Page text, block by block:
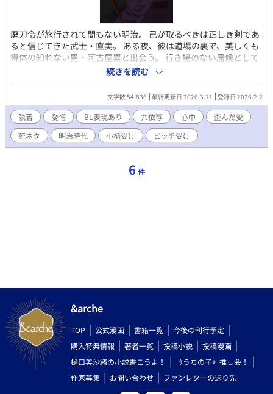
廃刀令が施行されて間もない明治。 己が取るべきは正しき剣であ
ると信じてきた武士・直実。 ある夜、彼は道場の裏で、美しくも
得体の知れない男・阿古屋累と出会う。 行き場のない居候として
始まった共同生活は、 直実の庇護欲と責任感を次第に過剰なもの
へと変えていく。 一方、累は従順さと挑発を織り交ぜながら、 直
実が決して踏み越えるべきでなかった一線へと彼を導いていっ
た。 守る者と、守られる者。 救済と執着。 互いに「選んだつも
り」で、互いを逃がさなかった二人が辿り着く先は――。 これ
は、落とされた地獄ではない。 共に選び、共に踏み込んだ、 剣戟
と心中の物語。
続きを読む
文字数 54,836 最終更新日 2026.3.11 登録日 2026.2.2
執着 愛憎 BL表現あり 共依存 心中
歪んだ愛
死ネタ
明治時代 小柄受け ビッチ受け
6 件
&arche
TOP 公式漫画 書籍一覧
今後の刊行予定
購入特典情報
著者一覧 投稿小説
投稿漫画
樋口美沙緒の小説書こうよ！
《うちの子》推し会！
作家募集
お問い合わせ ファンレターの送り先